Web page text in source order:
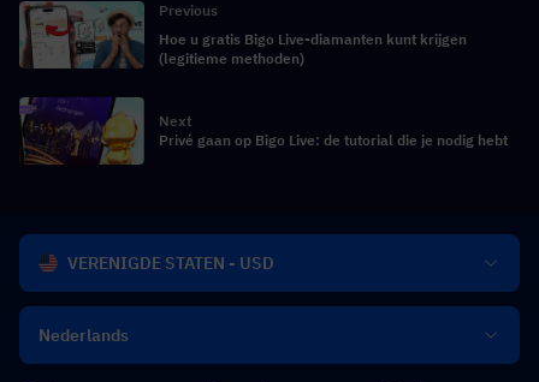
Previous
Hoe u gratis Bigo Live-diamanten kunt krijgen
(legitieme methoden)
Next
Privé gaan op Bigo Live: de tutorial die je nodig hebt
VERENIGDE STATEN - USD
Nederlands